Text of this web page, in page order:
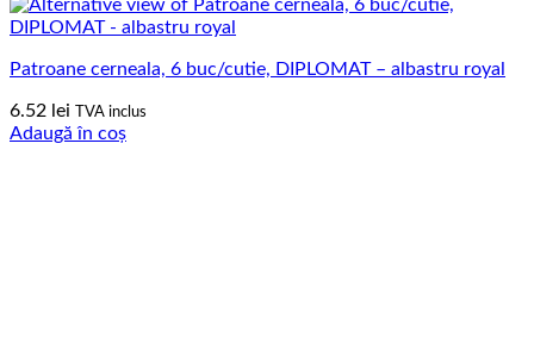
Patroane cerneala, 6 buc/cutie, DIPLOMAT – albastru royal
6.52 lei TVA inclus
Adaugă în coș